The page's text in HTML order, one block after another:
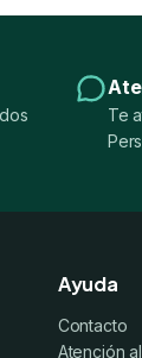
Te
Ayuda
Contacto
Atención